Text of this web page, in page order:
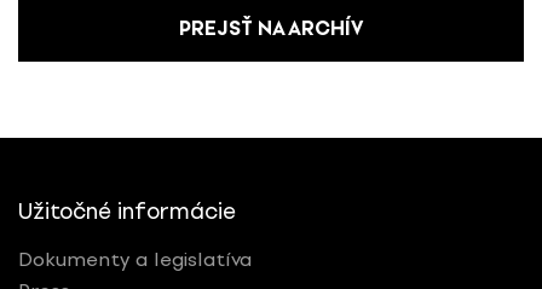
PREJSŤ NA ARCHÍV
Užitočné informácie
Dokumenty a legislatíva